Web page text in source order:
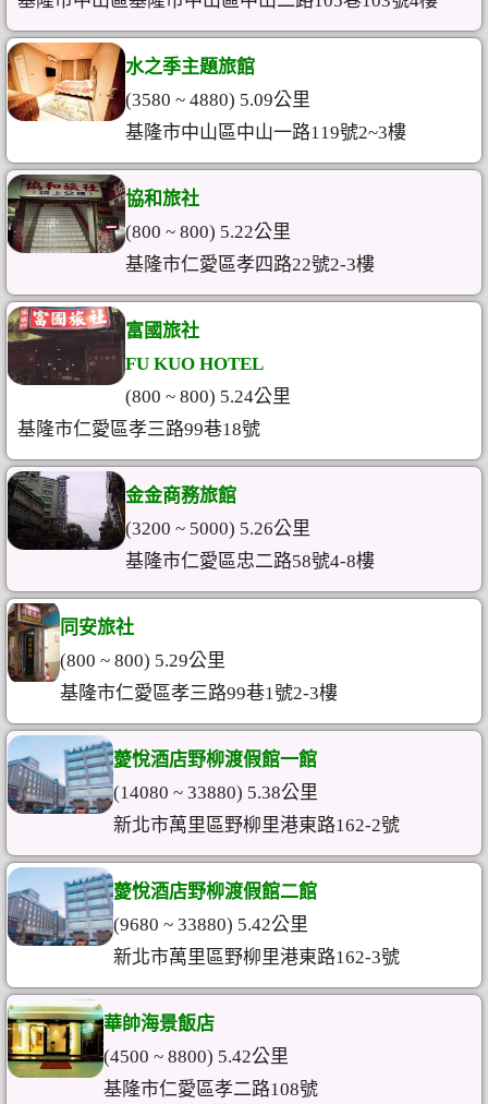
水之季主題旅館
(3580 ~ 4880) 5.09公里
基隆市中山區中山一路119號2~3樓
協和旅社
(800 ~ 800) 5.22公里
基隆市仁愛區孝四路22號2-3樓
富國旅社
FU KUO HOTEL
(800 ~ 800) 5.24公里
基隆市仁愛區孝三路99巷18號
金金商務旅館
(3200 ~ 5000) 5.26公里
基隆市仁愛區忠二路58號4-8樓
同安旅社
(800 ~ 800) 5.29公里
基隆市仁愛區孝三路99巷1號2-3樓
薆悅酒店野柳渡假館一館
(14080 ~ 33880) 5.38公里
新北市萬里區野柳里港東路162-2號
薆悅酒店野柳渡假館二館
(9680 ~ 33880) 5.42公里
新北市萬里區野柳里港東路162-3號
華帥海景飯店
(4500 ~ 8800) 5.42公里
基隆市仁愛區孝二路108號